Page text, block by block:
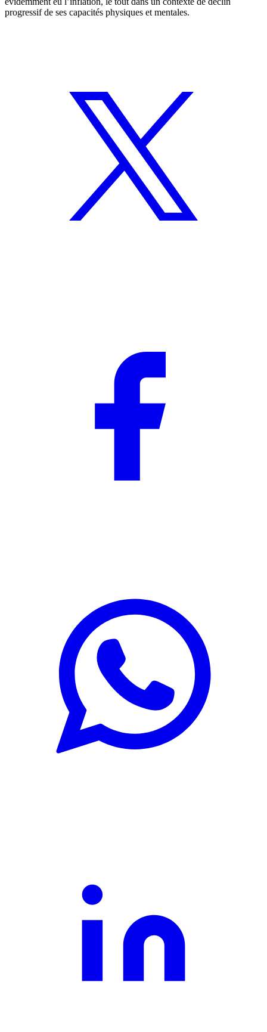
progressif de ses capacités physiques et mentales.